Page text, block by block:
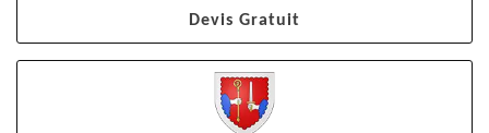
Devis Gratuit